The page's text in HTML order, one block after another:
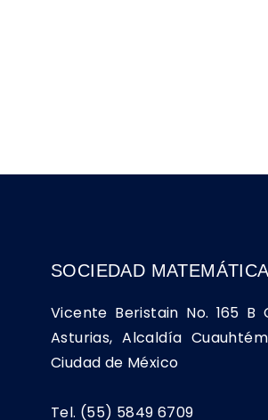
SOCIEDAD
Vicente Beristain No. 165 B
Asturias, Alcaldía
Ciudad de México
Tel. (55) 5849 6709